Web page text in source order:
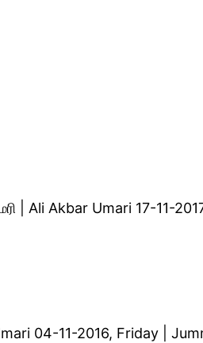
| Ali Akbar Umari 17-11-
04-11-2016, Friday |